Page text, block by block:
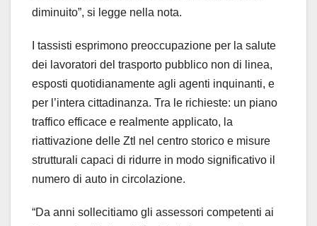
diminuito”, si legge nella nota.
I tassisti esprimono preoccupazione per la salute
dei lavoratori del trasporto pubblico non di linea,
esposti quotidianamente agli agenti inquinanti, e
per l’intera cittadinanza. Tra le richieste: un piano
traffico efficace e realmente applicato, la
riattivazione delle Ztl nel centro storico e misure
strutturali capaci di ridurre in modo significativo il
numero di auto in circolazione.
“Da anni sollecitiamo gli assessori competenti ai